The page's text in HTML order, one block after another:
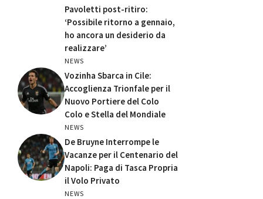
Pavoletti post-ritiro:
‘Possibile ritorno a gennaio,
ho ancora un desiderio da
realizzare’
NEWS
Vozinha Sbarca in Cile:
Accoglienza Trionfale per il
Nuovo Portiere del Colo
Colo e Stella del Mondiale
NEWS
De Bruyne Interrompe le
Vacanze per il Centenario del
Napoli: Paga di Tasca Propria
il Volo Privato
NEWS